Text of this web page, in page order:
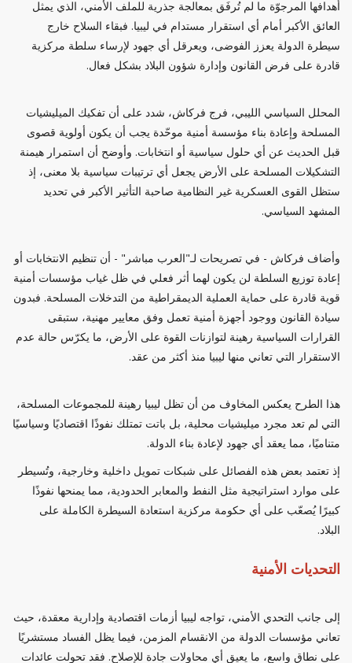
أهدافها المرجوّة ما لم تُرفَق بمعالجة جذرية للملف الأمني، الذي يمثل
العائق الأكبر أمام أي استقرار مستدام في ليبيا. فبقاء السلاح خارج
سيطرة الدولة يعزز الفوضى، ويعرقل أي جهود لإرساء سلطة مركزية
قادرة على فرض القانون وإدارة شؤون البلاد بشكل فعال.
المحلل السياسي الليبي، فرج فركاش، شدد على أن تفكيك الميليشيات
المسلحة وإعادة بناء مؤسسة أمنية موحّدة يجب أن يكون أولوية قصوى
قبل الحديث عن أي حلول سياسية أو انتخابات. وأوضح أن استمرار هيمنة
التشكيلات المسلحة على الأرض يجعل أي ترتيبات سياسية بلا معنى، إذ
ستظل القوى العسكرية غير النظامية صاحبة التأثير الأكبر في تحديد
المشهد السياسي.
وأضاف فركاش - في تصريحات لـ"العرب مباشر" - أن تنظيم الانتخابات أو
إعادة توزيع السلطة لن يكون لهما أثر فعلي في ظل غياب مؤسسات أمنية
قوية قادرة على حماية العملية الديمقراطية من التدخلات المسلحة. فبدون
سيادة القانون ووجود أجهزة أمنية تعمل وفق معايير مهنية، ستبقى
القرارات السياسية رهينة لتوازنات القوة على الأرض، ما يكرّس حالة عدم
الاستقرار التي تعاني منها ليبيا منذ أكثر من عقد.
هذا الطرح يعكس المخاوف من أن تظل ليبيا رهينة للمجموعات المسلحة،
التي لم تعد مجرد ميليشيات محلية، بل باتت تمتلك نفوذًا اقتصاديًا وسياسيًا
متناميًا، مما يعقد أي جهود لإعادة بناء الدولة.
إذ تعتمد بعض هذه الفصائل على شبكات تمويل داخلية وخارجية، وتُسيطر
على موارد استراتيجية مثل النفط والمعابر الحدودية، مما يمنحها نفوذًا
كبيرًا يُصعّب على أي حكومة مركزية استعادة السيطرة الكاملة على
البلاد.
التحديات الأمنية
إلى جانب التحدي الأمني، تواجه ليبيا أزمات اقتصادية وإدارية معقدة، حيث
تعاني مؤسسات الدولة من الانقسام المزمن، فيما يظل الفساد مستشريًا
على نطاق واسع، ما يعيق أي محاولات جادة للإصلاح. فقد تحولت عائدات